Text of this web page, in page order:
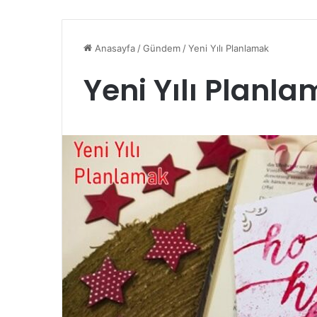
Anasayfa /Gündem /Yeni Yılı Planlamak
Yeni Yılı